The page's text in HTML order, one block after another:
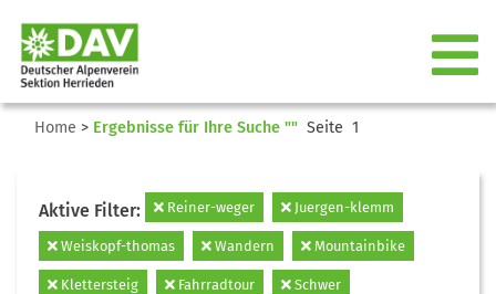
Home > Ergebnisse für Ihre Suche "" Seite 1
Aktive Filter: Reiner-weger Juergen-klemm
Weiskopf-thomas Wandern Mountainbike
Klettersteig Fahrradtour Schwer